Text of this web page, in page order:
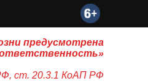
предусмотрена
ст. 20.3.1 КоАП РФ